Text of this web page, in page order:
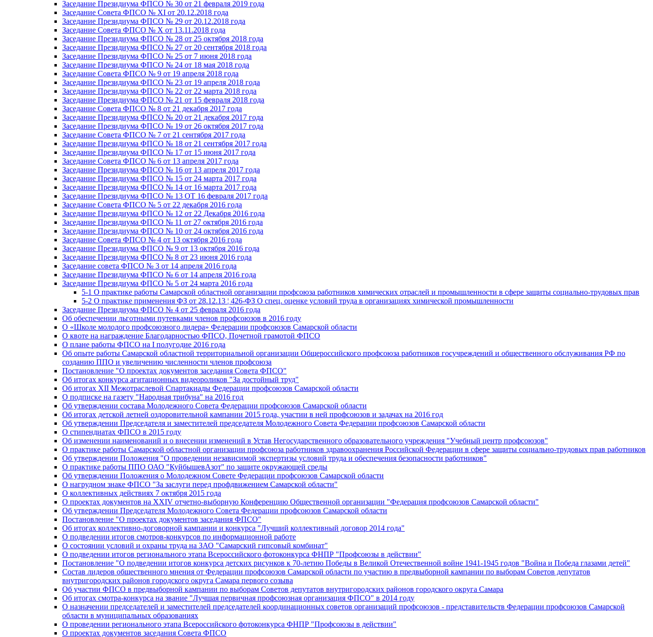
Заседание Президиума ФПСО № 30 от 21 февраля 2019 года
Заседание Совета ФПСО № XI от 20.12.2018 года
Заседание Президиума ФПСО № 29 от 20.12.2018 года
Заседание Совета ФПСО № X от 13.11.2018 года
Заседание Президиума ФПСО № 28 от 25 октября 2018 года
Заседание Президиума ФПСО № 27 от 20 сентября 2018 года
Заседание Президиума ФПСО № 25 от 7 июня 2018 года
Заседание Президиума ФПСО № 24 от 18 мая 2018 года
Заседание Совета ФПСО № 9 от 19 апреля 2018 года
Заседание Президиума ФПСО № 23 от 19 апреля 2018 года
Заседание Президиума ФПСО № 22 от 22 марта 2018 года
Заседание Президиума ФПСО № 21 от 15 февраля 2018 года
Заседание Совета ФПСО № 8 от 21 декабря 2017 года
Заседание Президиума ФПСО № 20 от 21 декабря 2017 года
Заседание Президиума ФПСО № 19 от 26 октября 2017 года
Заседание Совета ФПСО № 7 от 21 сентября 2017 года
Заседание Президиума ФПСО № 18 от 21 сентября 2017 года
Заседание Президиума ФПСО № 17 от 15 июня 2017 года
Заседание Совета ФПСО № 6 от 13 апреля 2017 года
Заседание Президиума ФПСО № 16 от 13 апреля 2017 года
Заседание Президиума ФПСО № 15 от 24 марта 2017 года
Заседание Президиума ФПСО № 14 от 16 марта 2017 года
Заседание Президиума ФПСО № 13 ОТ 16 февраля 2017 года
Заседание Совета ФПСО № 5 от 22 декабря 2016 года
Заседание Президиума ФПСО № 12 от 22 Декабря 2016 года
Заседание Президиума ФПСО № 11 от 27 октября 2016 года
Заседание Президиума ФПСО № 10 от 24 октября 2016 года
Заседание Совета ФПСО № 4 от 13 октября 2016 года
Заседание Президиума ФПСО № 9 от 13 октября 2016 года
Заседание Президиума ФПСО № 8 от 23 июня 2016 года
Заседание совета ФПСО № 3 от 14 апреля 2016 года
Заседание Президиума ФПСО № 6 от 14 апреля 2016 года
Заседание Президиума ФПСО № 5 от 24 марта 2016 года
5-1 О практике работы Самарской областной организации профсоюза работников химических отраслей и промышленности в сфере защиты социально-трудовых прав
5-2 О практике применения ФЗ от 28.12.13 ¦ 426-ФЗ О спец. оценке условий труда в организациях химической промышленности
Заседание Президиума ФПСО № 4 от 25 февраля 2016 года
Об обеспечении льготными путевками членов профсоюзов в 2016 году
О «Школе молодого профсоюзного лидера» Федерации профсоюзов Самарской области
О квоте на награждение Благодарностью ФПСО, Почетной грамотой ФПСО
О плане работы ФПСО на I полугодие 2016 года
Об опыте работы Самарской областной территориальной организации Общероссийского профсоюза работников госучреждений и общественного обслуживания РФ по
созданию ППО и увеличению численности членов профсоюза
Постановление "О проектах документов заседания Совета ФПСО"
Об итогах конкурса агитационных видеороликов "За достойный труд"
Об итогах XII Межотраслевой Спартакиады Федерации профсоюзов Самарской области
О подписке на газету "Народная трибуна" на 2016 год
Об утверждении состава Молодежного Совета Федерации профсоюзов Самарской области
Об итогах детской летней оздоровительной кампании 2015 года, участии в ней профсоюзов и задачах на 2016 год
Об утверждении Председателя и заместителей председателя Молодежного Совета Федерации профсоюзов Самарской области
О стипендиатах ФПСО в 2015 году
Об изменении наименований и о внесении изменений в Устав Негосударственного образовательного учреждения "Учебный центр профсоюзов"
О практике работы Самарской областной организации профсоюза работников здравоохранения Российской Федерации в сфере защиты социально-трудовых прав работников
Об утверждении Положения "О проведении независимой экспертизы условий труда и обеспечения безопасности работников"
О практике работы ППО ОАО "КуйбышевАзот" по защите окружающей среды
Об утверждении Положения о Молодежном Совете Федерации профсоюзов Самарской области
О нагрудном знаке ФПСО "За заслуги перед профдвижением Самарской области"
О коллективных действиях 7 октября 2015 года
О проектах документов на XXIV отчетно-выборную Конференцию Общественной организации "Федерация профсоюзов Самарской области"
Об утверждении Председателя Молодежного Совета Федерации профсоюзов Самарской области
Постановление "О проектах документов заседания ФПСО"
Об итогах коллективно-договорной кампании и конкурса "Лучший коллективный договор 2014 года"
О подведении итогов смотров-конкурсов по информационной работе
О состоянии условий и охраны труда на ЗАО "Самарский гипсовый комбинат"
О подведении итогов регионального этапа Всероссийского фотоконкурса ФНПР "Профсоюзы в действии"
Постановление "О подведении итогов конкурса детских рисунков к 70-летию Победы в Великой Отечественной войне 1941-1945 годов "Война и Победа глазами детей"
Состав лидеров общественного мнения от Федерации профсоюзов Самарской области по участию в предвыборной кампании по выборам Советов депутатов
внутригородских районов городского округа Самара первого созыва
Об участии ФПСО в предвыборной кампании по выборам Советов депутатов внутригородских районов городского округа Самара
Об итогах смотра-конкурса на звание "Лучшая первичная профсоюзная организация ФПСО" в 2014 году
О назначении председателей и заместителей председателей координационных советов организаций профсоюзов - представительств Федерации профсоюзов Самарской
области в муниципальных образованиях
О проведении регионального этапа Всероссийского фотоконкурса ФНПР "Профсоюзы в действии"
О проектах документов заседания Совета ФПСО